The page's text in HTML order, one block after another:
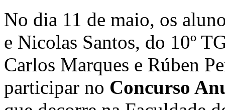
No dia 11 de maio, os
e Nicolas Santos, do 10º
Carlos Marques e Rúben
participar no Concurso